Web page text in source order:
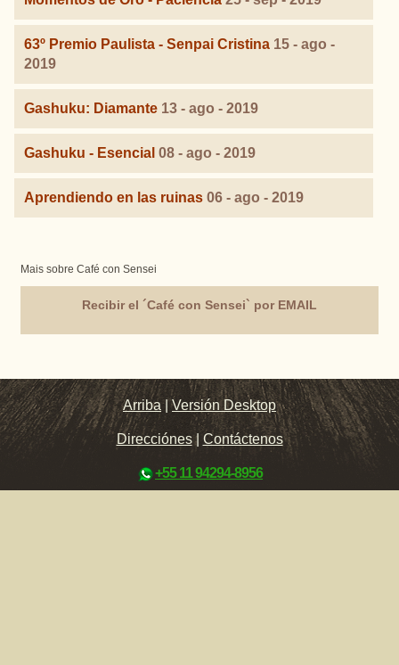
63º Premio Paulista - Senpai Cristina 15 - ago -
2019
Gashuku: Diamante 13 - ago - 2019
Gashuku - Esencial 08 - ago - 2019
Aprendiendo en las ruinas 06 - ago - 2019
Mais sobre Café con Sensei
Recibir el ´Café con Sensei` por EMAIL
Arriba |Versión Desktop
Direcciónes| Contáctenos
+55 11 94294-8956